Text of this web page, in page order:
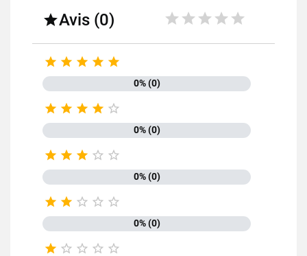
Avis (0)
    
0% (0)
    
0% (0)
    
0% (0)
    
0% (0)
    